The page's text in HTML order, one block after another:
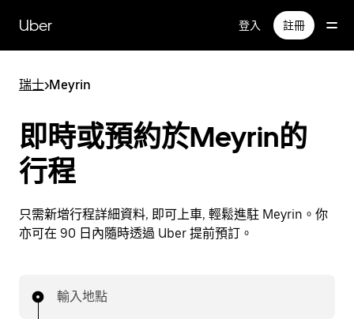
Uber 登入 註冊
瑞士>Meyrin
即時或預約於Meyrin的
行程
只需新增行程詳細資料, 即可上車, 輕鬆進駐 Meyrin。你
亦可在 90 日內隨時透過 Uber 提前預訂。
輸入地點